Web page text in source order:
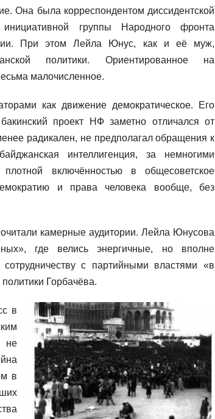
Она была корреспондентом диссидентской
группы Народного фронта
При этом Лейла Юнус, как и её муж,
политики. Ориентированное на
малочисленное.
как движение демократическое. Его
проект НФ заметно отличался от
радикален, не предполагал обращения к
интеллигенция, за немногими
включённостью в общесоветское
и права человека вообще, без
камерные аудитории. Лейла Юнусова
где велись энергичные, но вполне
с партийными властями «в
Горбачёва.
в
не
в